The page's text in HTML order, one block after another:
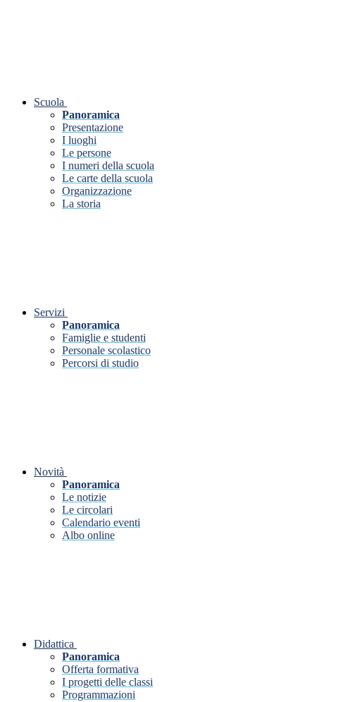
Scuola
Panoramica
Presentazione
I luoghi
Le persone
I numeri della scuola
Le carte della scuola
Organizzazione
La storia
Servizi
Panoramica
Famiglie e studenti
Personale scolastico
Percorsi di studio
Novità
Panoramica
Le notizie
Le circolari
Calendario eventi
Albo online
Didattica
Panoramica
Offerta formativa
I progetti delle classi
Programmazioni